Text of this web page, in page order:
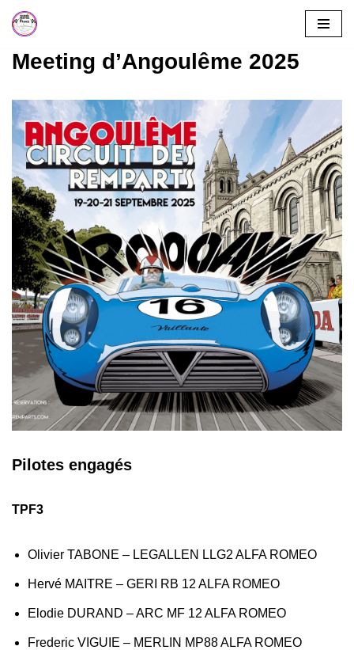
au
Meeting d’Angoulême 2025
Pilotes engagés
TPF3
Olivier TABONE – LEGALLEN LLG2 ALFA ROMEO
Hervé MAITRE – GERI RB 12 ALFA ROMEO
Elodie DURAND – ARC MF 12 ALFA ROMEO
Frederic VIGUIE – MERLIN MP88 ALFA ROMEO